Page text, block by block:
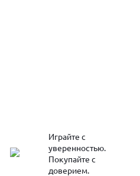
Играйте с
уверенностью.
Покупайте с
доверием.